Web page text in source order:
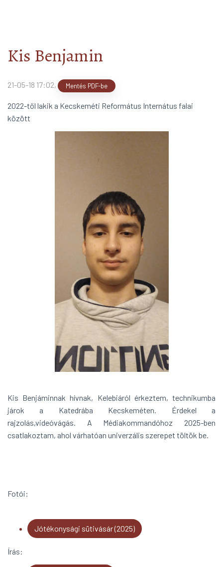
Kis Benjamin
21-05-18 17:02, Mentés PDF-be
2022-től lakik a Kecskeméti Református Internátus falai
között
Kis Benjáminnak hívnak, Kelebiáról érkeztem, technikumba
járok a Katedrába Kecskeméten. Érdekel a
rajzolás,videóvágás. A Médiakommandóhoz 2025-ben
csatlakoztam, ahol várhatóan univerzális szerepet töltök be.
Fotói:
Jótékonysági sütivásár (2025)
Írás: